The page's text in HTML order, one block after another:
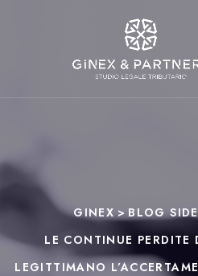
GINEX>BLOG
LE CONTINUE
LEGITTIMANO